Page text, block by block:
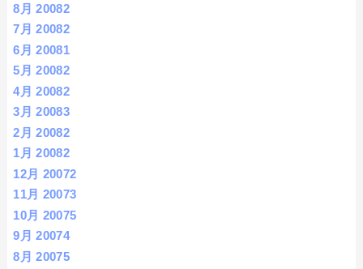
8月 20082
7月 20082
6月 20081
5月 20082
4月 20082
3月 20083
2月 20082
1月 20082
12月 20072
11月 20073
10月 20075
9月 20074
8月 20075